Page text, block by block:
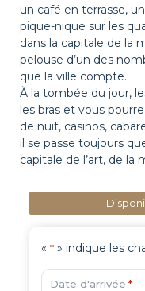
un café en terrasse,
pique-nique sur les
dans la capitale de la
pelouse d’un des
que la ville compte.
À la tombée du jour,
les bras et vous
de nuit, casinos,
il se passe toujours
capitale de l’art, de la
« *» indique les
Date d'arrivée *